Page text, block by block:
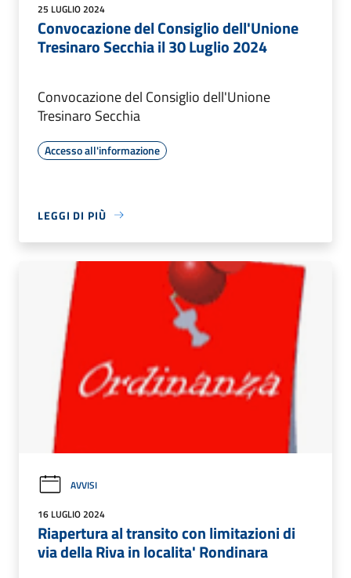
25 LUGLIO 2024
Convocazione del Consiglio dell'Unione
Tresinaro Secchia il 30 Luglio 2024
Convocazione del Consiglio dell'Unione
Tresinaro Secchia
Accesso all'informazione
LEGGI DI PIÙ
AVVISI
16 LUGLIO 2024
Riapertura al transito con limitazioni di
via della Riva in localita' Rondinara